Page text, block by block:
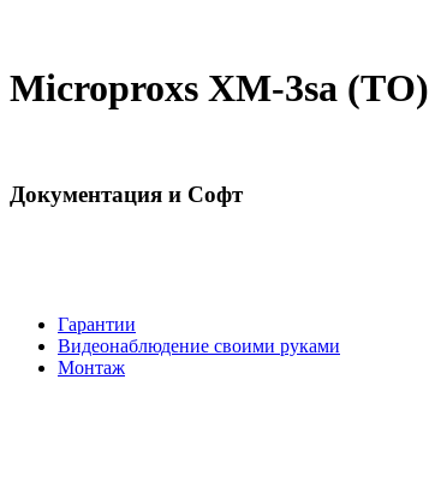
Microproxs XM-3sa (ТО)
Документация и Софт
Гарантии
Видеонаблюдение своими руками
Монтаж